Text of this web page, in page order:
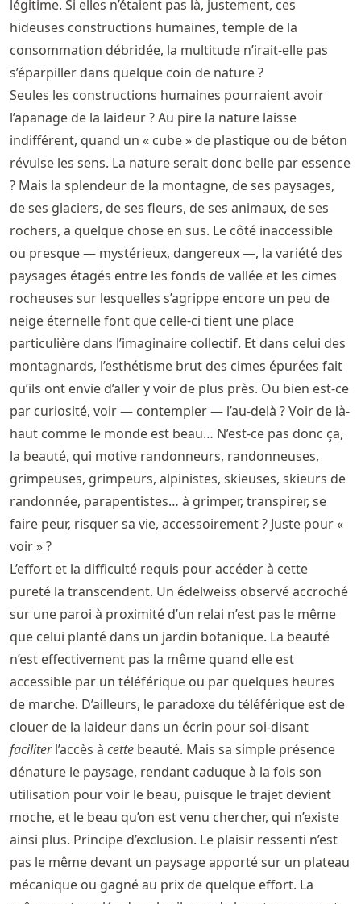
légitime. Si elles n’étaient pas là, justement, ces
hideuses constructions humaines, temple de la
consommation débridée, la multitude n’irait-elle pas
s’éparpiller dans quelque coin de nature ?
Seules les constructions humaines pourraient avoir
l’apanage de la laideur ? Au pire la nature laisse
indifférent, quand un « cube » de plastique ou de béton
révulse les sens. La nature serait donc belle par essence
? Mais la splendeur de la montagne, de ses paysages,
de ses glaciers, de ses fleurs, de ses animaux, de ses
rochers, a quelque chose en sus. Le côté inaccessible
ou presque — mystérieux, dangereux —, la variété des
paysages étagés entre les fonds de vallée et les cimes
rocheuses sur lesquelles s’agrippe encore un peu de
neige éternelle font que celle-ci tient une place
particulière dans l’imaginaire collectif. Et dans celui des
montagnards, l’esthétisme brut des cimes épurées fait
qu’ils ont envie d’aller y voir de plus près. Ou bien est-ce
par curiosité, voir — contempler — l’au-delà ? Voir de là-
haut comme le monde est beau… N’est-ce pas donc ça,
la beauté, qui motive randonneurs, randonneuses,
grimpeuses, grimpeurs, alpinistes, skieuses, skieurs de
randonnée, parapentistes… à grimper, transpirer, se
faire peur, risquer sa vie, accessoirement ? Juste pour «
voir » ?
L’effort et la difficulté requis pour accéder à cette
pureté la transcendent. Un édelweiss observé accroché
sur une paroi à proximité d’un relai n’est pas le même
que celui planté dans un jardin botanique. La beauté
n’est effectivement pas la même quand elle est
accessible par un téléférique ou par quelques heures
de marche. D’ailleurs, le paradoxe du téléférique est de
clouer de la laideur dans un écrin pour soi-disant
faciliterl’accès à cette beauté. Mais sa simple présence
dénature le paysage, rendant caduque à la fois son
utilisation pour voir le beau, puisque le trajet devient
moche, et le beau qu’on est venu chercher, qui n’existe
ainsi plus. Principe d’exclusion. Le plaisir ressenti n’est
pas le même devant un paysage apporté sur un plateau
mécanique ou gagné au prix de quelque effort. La